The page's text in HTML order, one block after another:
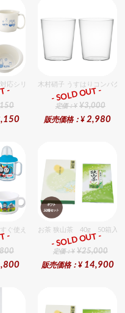
応シリーズ セット販売商品です。
-
木村硝子 うすはりコンパク
ギフト
定価：¥ ¥3,000
販売価格：¥ 2,980
- SOLD OUT -
ット フローラル
ぐ使えるおめでとうセット（男の子用
-
お茶 狭山茶 40g 50箱入セ
ギフト
定価：¥ ¥25,000
販売価格：¥ 14,900
- SOLD OUT -